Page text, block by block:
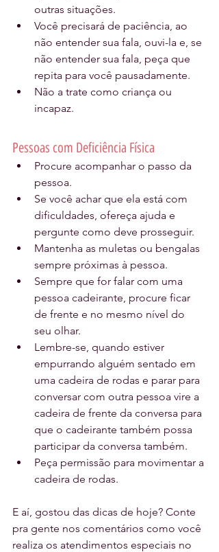
outras situações.
Você precisará de paciência, ao
não entender sua fala, ouvi-la e, se
não entender sua fala, peça que
repita para você pausadamente.
Não a trate como criança ou
incapaz.
Pessoas com Deficiência Física
Procure acompanhar o passo da
pessoa.
Se você achar que ela está com
dificuldades, ofereça ajuda e
pergunte como deve prosseguir.
Mantenha as muletas ou bengalas
sempre próximas à pessoa.
Sempre que for falar com uma
pessoa cadeirante, procure ficar
de frente e no mesmo nível do
seu olhar.
Lembre-se, quando estiver
empurrando alguém sentado em
uma cadeira de rodas e parar para
conversar com outra pessoa vire a
cadeira de frente da conversa para
que o cadeirante também possa
participar da conversa também.
Peça permissão para movimentar a
cadeira de rodas.
E aí, gostou das dicas de hoje? Conte
pra gente nos comentários como você
realiza os atendimentos especiais no